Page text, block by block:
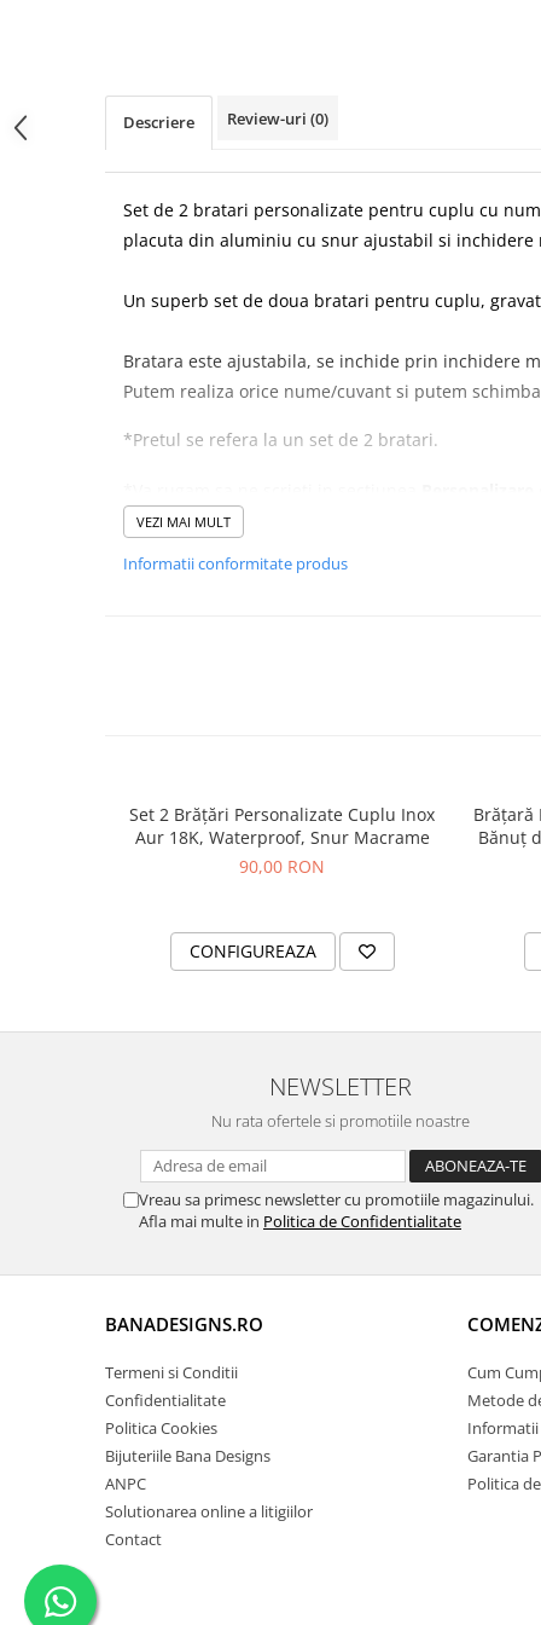
Descriere Review-uri (0)
Set de 2 bratari personalizate pentru cuplu cu
placuta din aluminiu cu snur ajustabil si inchidere
Un superb set de doua bratari pentru cuplu,
Bratara este ajustabila, se inchide prin inchidere
Putem realiza orice nume/cuvant si putem
*Pretul se refera la un set de 2 bratari.
gravate pe bratari, si sa alegeti culorile snururilor.
VEZI MAI MULT
Informatii conformitate produs
Set 2 Brățări Personalizate Cuplu Inox
Aur 18K, Waterproof, Snur Macrame
90,00 RON
CONFIGUREAZA
Brățară
Bănuț
NEWSLETTER
Nu rata ofertele si promotiile noastre
Vreau sa primesc newsletter cu promotiile magazinului.
Afla mai multe in Politica de Confidentialitate
BANADESIGNS.RO
Termeni si Conditii
Confidentialitate
Politica Cookies
Bijuteriile Bana Designs
ANPC
Solutionarea online a litigiilor
Contact
Cum
Metode
Garantia
Politica